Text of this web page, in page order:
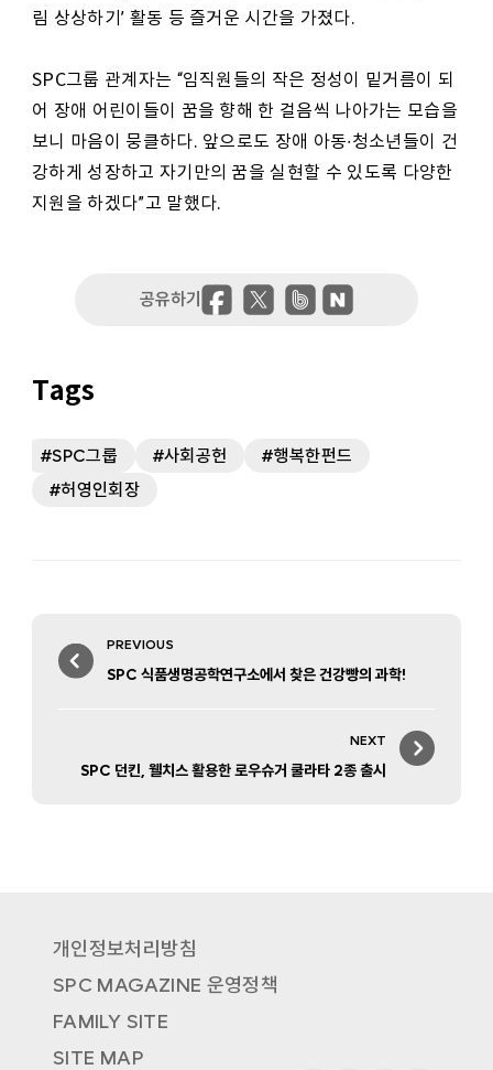
림 상상하기’ 활동 등 즐거운 시간을 가졌다.
SPC그룹 관계자는 “임직원들의 작은 정성이 밑거름이 되
어 장애 어린이들이 꿈을 향해 한 걸음씩 나아가는 모습을
보니 마음이 뭉클하다. 앞으로도 장애 아동∙청소년들이 건
강하게 성장하고 자기만의 꿈을 실현할 수 있도록 다양한
지원을 하겠다”고 말했다.
SPC그룹 사회공헌
행복한펀드
허영인회장
Post
navigation
PREVIOUS
Previous
SPC 식품생명공학연구소에서 찾은 건강빵의 과학!
NEXT
Next
SPC 던킨, 웰치스 활용한 로우슈거 쿨라타 2종 출시
개인정보처리방침
SPC MAGAZINE 운영정책
FAMILY SITE
SITE MAP